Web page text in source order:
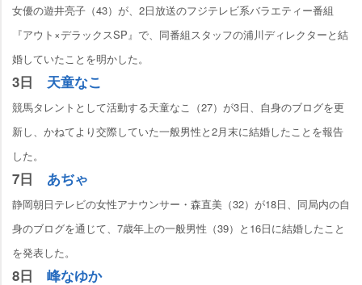
女優の遊井亮子（43）が、2日放送のフジテレビ系バラエティー番組
『アウト×デラックスSP』で、同番組スタッフの浦川ディレクターと結
婚していたことを明かした。
3日 天童なこ
競馬タレントとして活動する天童なこ（27）が3日、自身のブログを更
新し、かねてより交際していた一般男性と2月末に結婚したことを報告
した。
7日 あぢゃ
静岡朝日テレビの女性アナウンサー・森直美（32）が18日、同局内の自
身のブログを通じて、7歳年上の一般男性（39）と16日に結婚したこと
を発表した。
8日 峰なゆか